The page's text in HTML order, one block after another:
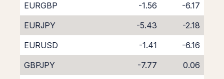
EURGBP
-1.56
-6.17
EURJPY
-5.43
-2.18
EURUSD
-1.41
-6.16
GBPJPY
-7.77
0.06